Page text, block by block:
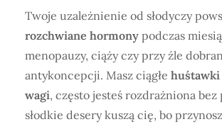
Twoje uzależnienie od słodyczy
rozchwiane hormony podczas
menopauzy, ciąży czy przy źle
antykoncepcji. Masz ciągłe
wagi, często jesteś rozdrażniona bez
słodkie desery kuszą cię, bo